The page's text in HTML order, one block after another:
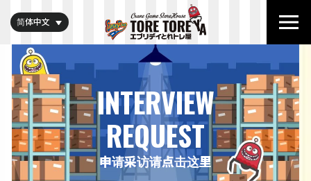
简体中文
INTERVIEW
REQUEST
申请采访请点击这里